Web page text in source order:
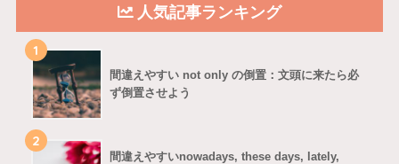
人気記事ランキング
1
間違えやすい not only の倒置：文頭に来たら必
ず倒置させよう
2
間違えやすいnowadays, these days, lately,